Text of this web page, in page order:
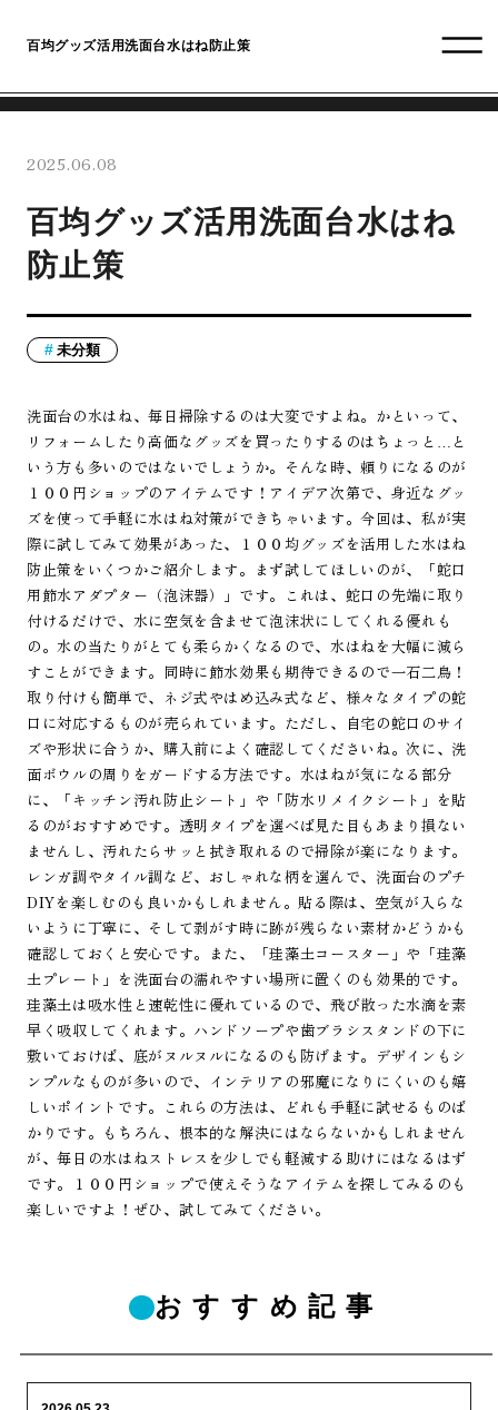
百均グッズ活用洗面台水はね防止策
2025.06.08
百均グッズ活用洗面台水はね
防止策
未分類
洗面台の水はね、毎日掃除するのは大変ですよね。かといって、
リフォームしたり高価なグッズを買ったりするのはちょっと…と
いう方も多いのではないでしょうか。そんな時、頼りになるのが
１００円ショップのアイテムです！アイデア次第で、身近なグッ
ズを使って手軽に水はね対策ができちゃいます。今回は、私が実
際に試してみて効果があった、１００均グッズを活用した水はね
防止策をいくつかご紹介します。まず試してほしいのが、「蛇口
用節水アダプター（泡沫器）」です。これは、蛇口の先端に取り
付けるだけで、水に空気を含ませて泡沫状にしてくれる優れも
の。水の当たりがとても柔らかくなるので、水はねを大幅に減ら
すことができます。同時に節水効果も期待できるので一石二鳥！
取り付けも簡単で、ネジ式やはめ込み式など、様々なタイプの蛇
口に対応するものが売られています。ただし、自宅の蛇口のサイ
ズや形状に合うか、購入前によく確認してくださいね。次に、洗
面ボウルの周りをガードする方法です。水はねが気になる部分
に、「キッチン汚れ防止シート」や「防水リメイクシート」を貼
るのがおすすめです。透明タイプを選べば見た目もあまり損ない
ませんし、汚れたらサッと拭き取れるので掃除が楽になります。
レンガ調やタイル調など、おしゃれな柄を選んで、洗面台のプチ
DIYを楽しむのも良いかもしれません。貼る際は、空気が入らな
いように丁寧に、そして剥がす時に跡が残らない素材かどうかも
確認しておくと安心です。また、「珪藻土コースター」や「珪藻
土プレート」を洗面台の濡れやすい場所に置くのも効果的です。
珪藻土は吸水性と速乾性に優れているので、飛び散った水滴を素
早く吸収してくれます。ハンドソープや歯ブラシスタンドの下に
敷いておけば、底がヌルヌルになるのも防げます。デザインもシ
ンプルなものが多いので、インテリアの邪魔になりにくいのも嬉
しいポイントです。これらの方法は、どれも手軽に試せるものば
かりです。もちろん、根本的な解決にはならないかもしれません
が、毎日の水はねストレスを少しでも軽減する助けにはなるはず
です。１００円ショップで使えそうなアイテムを探してみるのも
楽しいですよ！ぜひ、試してみてください。
おすすめ記事